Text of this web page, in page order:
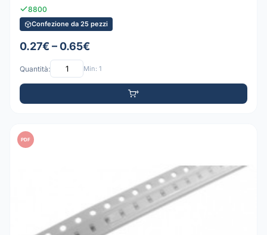
8800
Confezione da 25 pezzi
0.27€ – 0.65€
Quantità: Min: 1
PDF